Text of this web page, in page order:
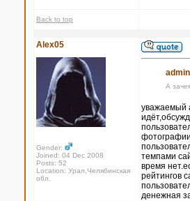
Back to top
Alex05
Gender:
Joined: 04 Dec 2008
Posts: 52
Location: Урал,Челябинская
обл.
А
уважаемый
темпами
время
рейтингов
денежная